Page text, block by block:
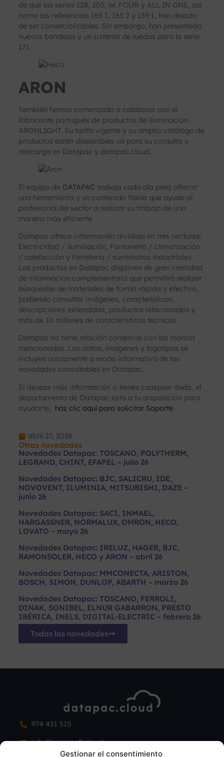
Gestionar el consentimiento
de que las series 128, 205, W. FOUR y ALL IN ONE, así
como las referencias 163 1, 163 2 y 139 1, han dejado
de ser comercializables. Sin embargo, han presentado
nuevas bandejas y un sistema de ruedas para la serie
171.
ARON
También hemos comenzado a colaborar con el
fabricante portugués de productos de iluminación
ARONLIGHT. Su tarifa vigente y su amplio catálogo de
productos están disponibles ya para su consulta y
descarga en Datapac y datapac.cloud.
El equipo de DATAPAC trabaja cada día para ofrecer
una herramienta y un contenido fiable que ayude al
profesional del sector a realizar su trabajo de una
manera más eficiente.
Datapac ofrece información dividida en tres sectores:
Electricidad / iluminación, Fontanería / climatización
/ calefacción y Ferretería / suministros industriales.
Los productos en Datapac disponen de gran cantidad
de información complementaria que permitirá realizar
búsquedas de materiales de forma rápida y efectiva,
pudiendo consultar imágenes, características,
descripciones extendidas, productos relacionados y
más de 10 millones de características técnicas.
Datapac no tiene relación comercial con las marcas
mencionadas. Los datos, imágenes y logotipos se
incluyen únicamente a modo informativo de las
novedades consultables en Datapac.
Si deseas más información o tienes cualquier duda, el
departamento de Datapac está a tu disposición para
ayudarte, haz clic aquí para solicitar Soporte.
abril 27, 2026
Otras novedades
Novedades Datapac: TOSCANO, POLYTHERM,
LEGRAND, CHINT, EFAPEL – julio 26
Novedades Datapac: BJC, SALICRU, IDE,
NOVOVENT, ILUMINIA, MITSUBISHI, DAZE –
junio 26
Novedades Datapac: SACI, INMAEL,
HARGASSNER, NORMALUX, OMRON, HECO,
LOVATO – mayo 26
Novedades Datapac: IRELUZ, HAGER, BJC,
RAMONSOLER, HECO y ARON – abril 26
Novedades Datapac: MMCONECTA, ARISTON,
BOSCH, SIMON, DUNLOP, ABARTH – marzo 26
Novedades Datapac: TOSCANO, FERROLI,
DINAK, SONIBEL, ELNUR GABARRON, PRESTO
IBÉRICA, INELS, DIGITAL-ELECTRIC – febrero 26
Todas las novedades
974 431 515
info@pymesoft.cloud